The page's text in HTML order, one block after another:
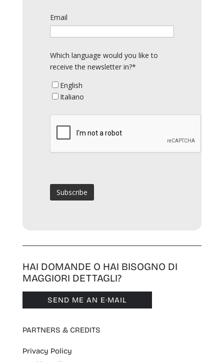
Email
Which language would you like to
receive the newsletter in?*
English
Italiano
HAI DOMANDE O HAI BISOGNO DI
MAGGIORI DETTAGLI?
SEND ME AN E·MAIL
PARTNERS & CREDITS
Privacy Policy